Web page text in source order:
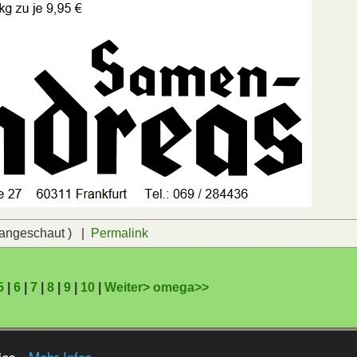
) | Permalink
| 6| 7 8| 9| 10| Weiter> omega>>
Sekunden generiert